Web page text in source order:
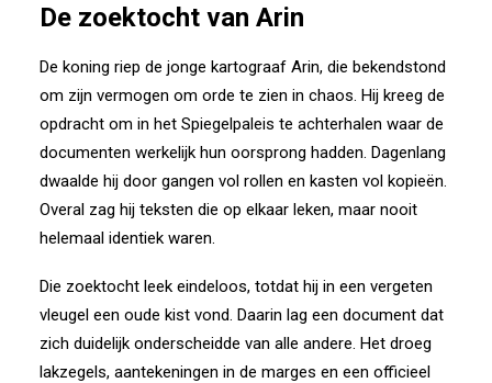
De zoektocht van Arin
De koning riep de jonge kartograaf Arin, die bekendstond
om zijn vermogen om orde te zien in chaos. Hij kreeg de
opdracht om in het Spiegelpaleis te achterhalen waar de
documenten werkelijk hun oorsprong hadden. Dagenlang
dwaalde hij door gangen vol rollen en kasten vol kopieën.
Overal zag hij teksten die op elkaar leken, maar nooit
helemaal identiek waren.
Die zoektocht leek eindeloos, totdat hij in een vergeten
vleugel een oude kist vond. Daarin lag een document dat
zich duidelijk onderscheidde van alle andere. Het droeg
lakzegels, aantekeningen in de marges en een officieel